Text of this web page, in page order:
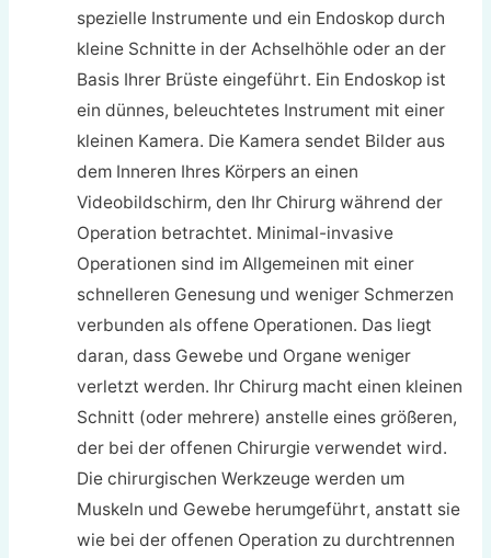
spezielle Instrumente und ein Endoskop durch
kleine Schnitte in der Achselhöhle oder an der
Basis Ihrer Brüste eingeführt. Ein Endoskop ist
ein dünnes, beleuchtetes Instrument mit einer
kleinen Kamera. Die Kamera sendet Bilder aus
dem Inneren Ihres Körpers an einen
Videobildschirm, den Ihr Chirurg während der
Operation betrachtet. Minimal-invasive
Operationen sind im Allgemeinen mit einer
schnelleren Genesung und weniger Schmerzen
verbunden als offene Operationen. Das liegt
daran, dass Gewebe und Organe weniger
verletzt werden. Ihr Chirurg macht einen kleinen
Schnitt (oder mehrere) anstelle eines größeren,
der bei der offenen Chirurgie verwendet wird.
Die chirurgischen Werkzeuge werden um
Muskeln und Gewebe herumgeführt, anstatt sie
wie bei der offenen Operation zu durchtrennen